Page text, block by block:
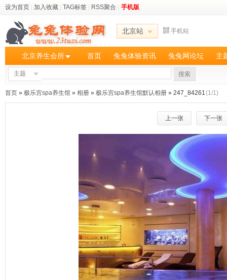
设为首页 加入收藏 TAG标签 RSS聚合 手机版
北京站 手机站
北京养生会所 首页 兔兔体验资讯 兔兔网论坛 主
主题 搜索
首页 » 极乐宫spa养生馆 » 相册 » 极乐宫spa养生馆默认相册 » 247_84261(1/1)
上一张 下一张